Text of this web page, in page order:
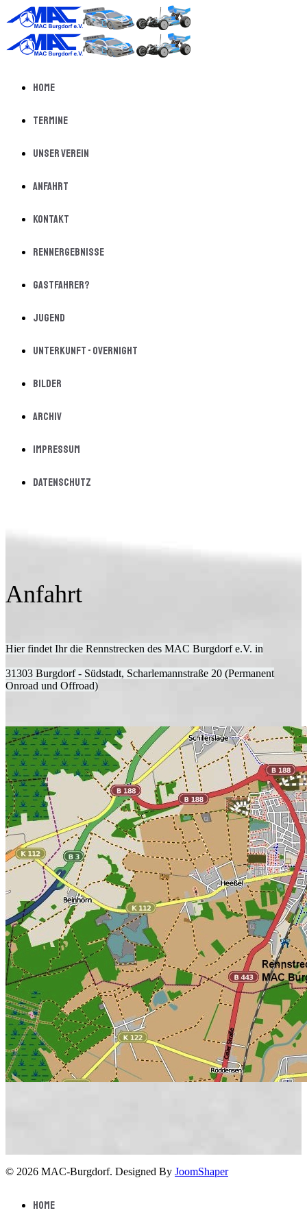
Home
Termine
Unser Verein
Anfahrt
Kontakt
Rennergebnisse
Gastfahrer?
Jugend
Unterkunft - Overnight
Bilder
Archiv
Impressum
Datenschutz
Anfahrt
Hier findet Ihr die Rennstrecken des MAC Burgdorf e.V. in
31303 Burgdorf - Südstadt, Scharlemannstraße 20 (Permanent
Onroad und Offroad)
© 2026 MAC-Burgdorf. Designed By JoomShaper
Home